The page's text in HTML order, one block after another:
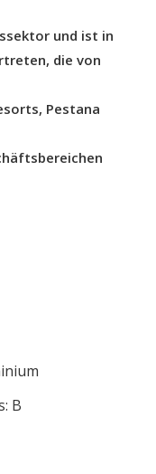
und ist in
die von
Pestana
B